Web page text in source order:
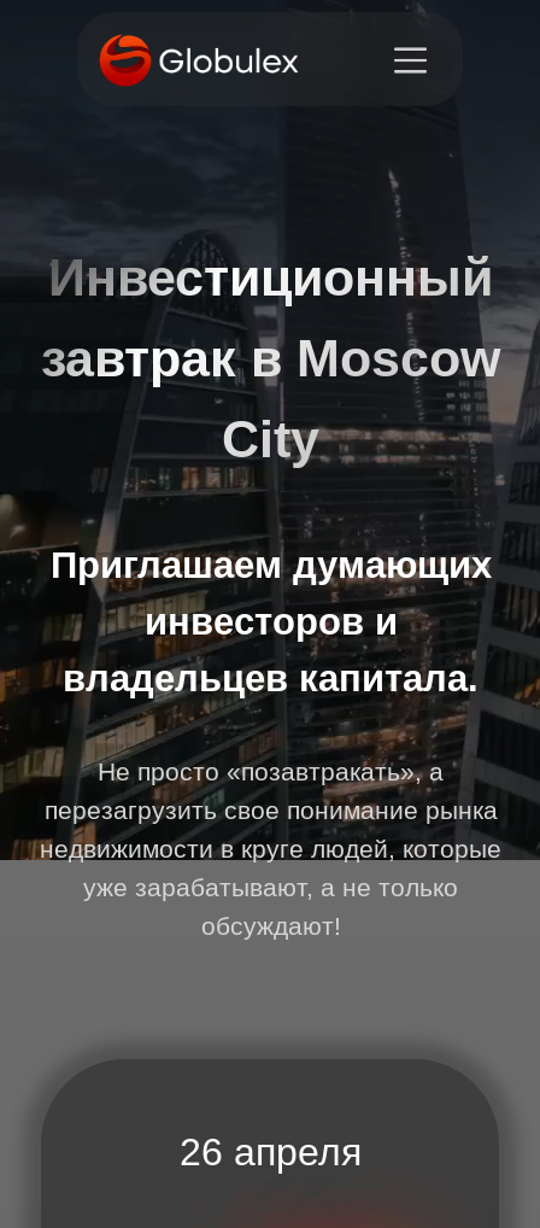
завтрак в Moscow
City
Участвовать!
Приглашаем думающих
инвесторов и
владельцев капитала.
26 апреля
2026
Не просто «позавтракать», а
перезагрузить свое понимание рынка
недвижимости в круге людей, которые
уже зарабатывают, а не только
обсуждают!